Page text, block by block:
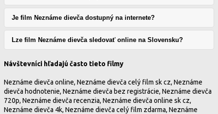
Je film Neznáme dievča dostupný na internete?
Lze film Neznáme dievča sledovať online na Slovensku?
Návštevníci hľadajú často tieto filmy
Neznáme dievča online, Neznáme dievča celý film sk cz, Neznáme
dievča hodnotenie, Neznáme dievča bez registrácie, Neznáme dievča
720p, Neznáme dievča recenzia, Neznáme dievča online sk cz,
Neznáme dievča 4k, Neznáme dievča celý film zdarma, Neznáme